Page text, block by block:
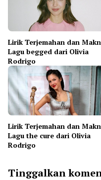
Lirik Terjemahan dan
Lagu begged dari Olivia
Rodrigo
Lirik Terjemahan dan
Lagu the cure dari Olivia
Rodrigo
Tinggalkan